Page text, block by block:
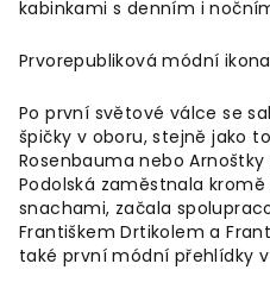
kabinkami s denním i
Prvorepubliková módní ikona
Po první světové válce se
špičky v oboru, stejně jako
Rosenbauma nebo
Podolská zaměstnala
snachami, začala
Františkem Drtikolem a
také první módní přehlídky